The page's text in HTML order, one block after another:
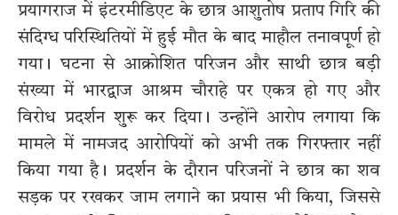
प्रयागराज में इंटरमीडिएट के छात्र आशुतोष प्रताप गिरि की
संदिग्ध परिस्थितियों में हुई मौत के बाद माहौल तनावपूर्ण हो
गया। घटना से आक्रोशित परिजन और साथी छात्र बड़ी
संख्या में भारद्वाज आश्रम चौराहे पर एकत्र हो गए और
विरोध प्रदर्शन शुरू कर दिया। उन्होंने आरोप लगाया कि
मामले में नामजद आरोपियों को अभी तक गिरफ्तार नहीं
किया गया है। प्रदर्शन के दौरान परिजनों ने छात्र का शव
सड़क पर रखकर जाम लगाने का प्रयास भी किया, जिससे